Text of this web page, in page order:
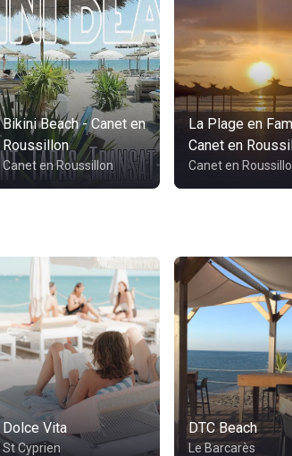
Bikini Beach - Canet en
Roussillon
Canet en Roussillon
La Plage en
Canet en
Canet en
Dolce Vita
St Cyprien
DTC Beach
Le Barcarès